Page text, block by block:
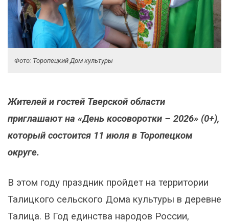
Фото: Торопецкий Дом культуры
Жителей и гостей Тверской области
приглашают на «День косоворотки – 2026» (0+),
который состоится 11 июля в Торопецком
округе.
В этом году праздник пройдет на территории
Талицкого сельского Дома культуры в деревне
Талица. В Год единства народов России,